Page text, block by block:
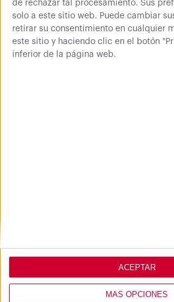
de rechazar tal procesamiento. Sus
solo a este sitio web. Puede cambiar
retirar su consentimiento en cualquier
este sitio y haciendo clic en el botón
inferior de la página web.
MÁS OPCIONES
ACEPTAR
CONÓCENOS